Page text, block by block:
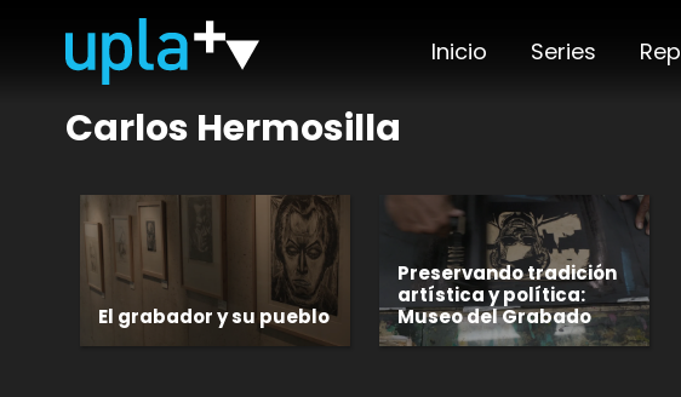
Inicio Series
Carlos Hermosilla
El grabador y su pueblo
Preservando tradición
artística y política:
Museo del Grabado